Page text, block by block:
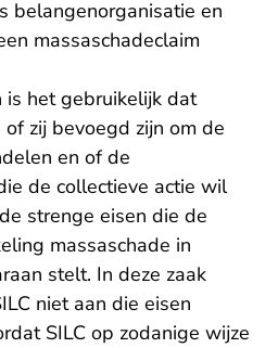
belangenorganisatie en
massaschadeclaim
is het gebruikelijk dat
zij bevoegd zijn om de
en of de
de collectieve actie wil
strenge eisen die de
massaschade in
stelt. In deze zaak
niet aan die eisen
SILC op zodanige wijze